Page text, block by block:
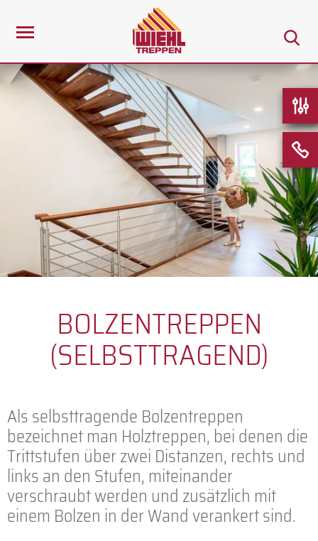
BOLZENTREPPEN
(SELBSTTRAGEND)
Als selbsttragende Bolzentreppen
bezeichnet man Holztreppen, bei denen die
Trittstufen über zwei Distanzen, rechts und
links an den Stufen, miteinander
verschraubt werden und zusätzlich mit
einem Bolzen in der Wand verankert sind.